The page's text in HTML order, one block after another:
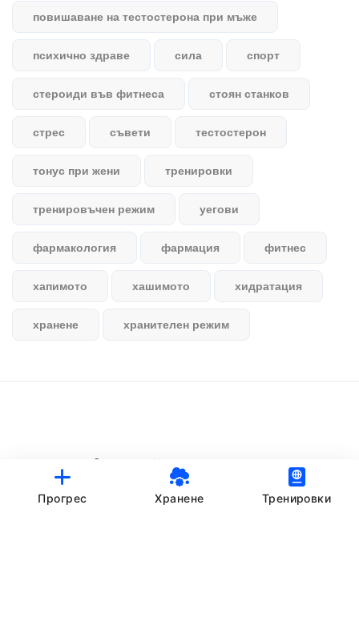
повишаване на тестостерона при мъже
психично здраве сила спорт
стероиди във фитнеса стоян станков
стрес съвети тестостерон
тонус при жени тренировки
тренировъчен режим уегови
фармакология фармация фитнес
хапимото хашимото хидратация
хранене хранителен режим
© StankovFit Progress App | 2025
Crafted with love by
Прогрес Хранене Тренировки